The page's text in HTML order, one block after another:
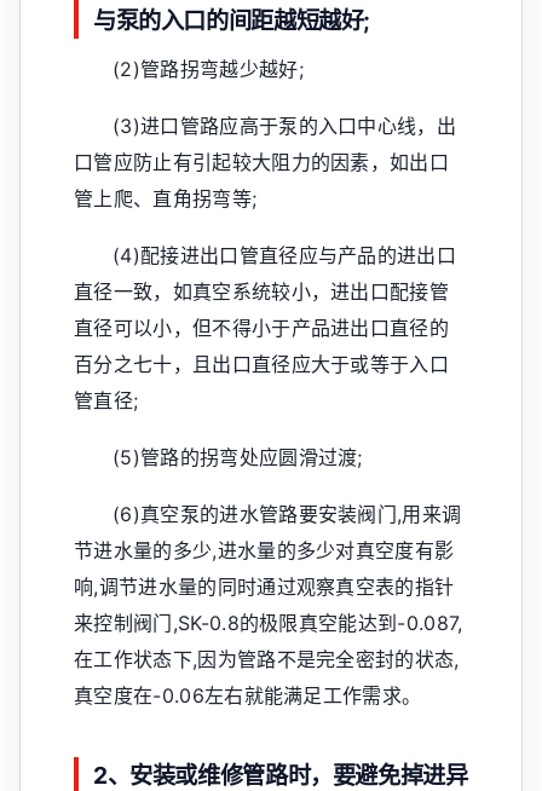
与泵的入口的间距越短越好;
(2)管路拐弯越少越好;
(3)进口管路应高于泵的入口中心线，出
口管应防止有引起较大阻力的因素，如出口
管上爬、直角拐弯等;
(4)配接进出口管直径应与产品的进出口
直径一致，如真空系统较小，进出口配接管
直径可以小，但不得小于产品进出口直径的
百分之七十，且出口直径应大于或等于入口
管直径;
(5)管路的拐弯处应圆滑过渡;
(6)真空泵的进水管路要安装阀门,用来调
节进水量的多少,进水量的多少对真空度有影
响,调节进水量的同时通过观察真空表的指针
来控制阀门,SK-0.8的极限真空能达到-0.087,
在工作状态下,因为管路不是完全密封的状态,
真空度在-0.06左右就能满足工作需求。
2、安装或维修管路时，要避免掉进异